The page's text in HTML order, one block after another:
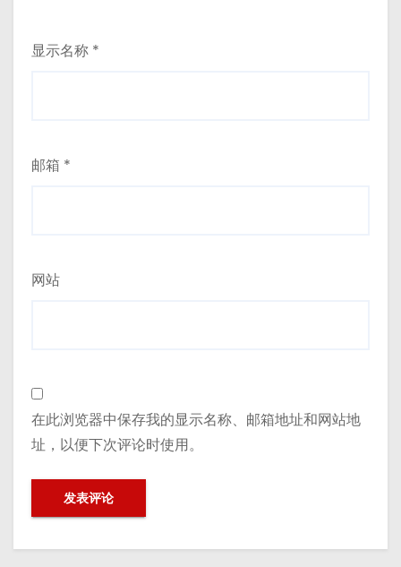
显示名称 *
邮箱 *
网站
在此浏览器中保存我的显示名称、邮箱地址和网站地
址，以便下次评论时使用。